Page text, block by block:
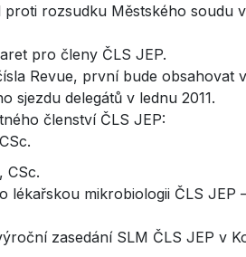
rozsudku Městského soudu
pro členy ČLS JEP.
Revue, první bude obsahovat
sjezdu delegátů v lednu 2011.
členství ČLS JEP:
CSc.
lékařskou mikrobiologii ČLS
zasedání SLM ČLS JEP v